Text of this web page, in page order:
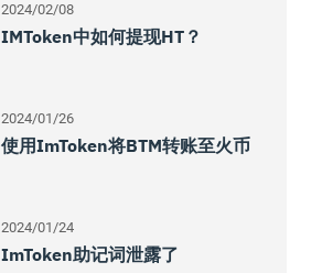
2024/02/08
IMToken中如何提现HT？
2024/01/26
使用imToken将BTM转账至火币
2024/01/24
ImToken助记词泄露了